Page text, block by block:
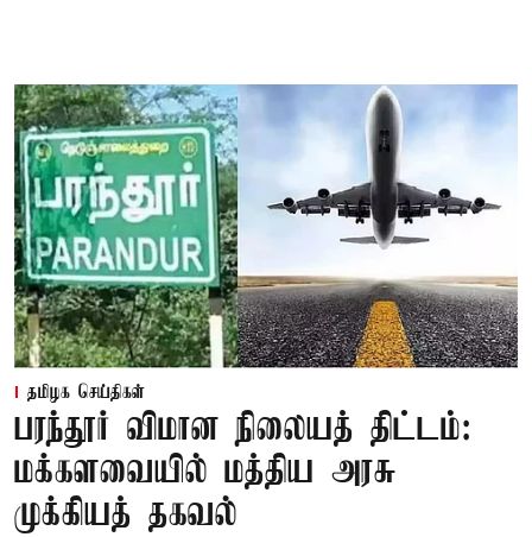
தமிழக செய்திகள்
பரந்தூர் விமான நிலையத் திட்டம்:
மக்களவையில் மத்திய அரசு
முக்கியத் தகவல்